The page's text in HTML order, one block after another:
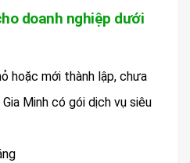
doanh nghiệp dưới
hoặc mới thành lập, chưa
Minh có gói dịch vụ siêu